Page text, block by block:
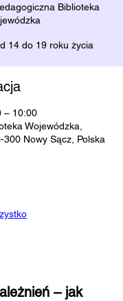
Biblioteka
14 do 19 roku życia
– 10:00
Wojewódzka,
Nowy Sącz, Polska
– jak